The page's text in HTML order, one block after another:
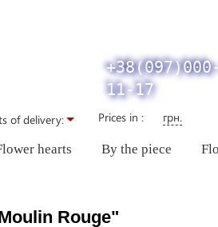
11-17
of delivery: Prices in : грн.
hearts By the piece
Rouge"